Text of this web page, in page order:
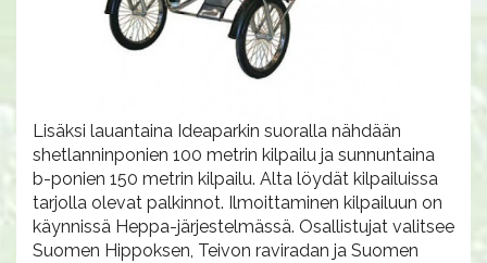
Lisäksi lauantaina Ideaparkin suoralla nähdään
shetlanninponien 100 metrin kilpailu ja sunnuntaina
b-ponien 150 metrin kilpailu. Alta löydät kilpailuissa
tarjolla olevat palkinnot. Ilmoittaminen kilpailuun on
käynnissä Heppa-järjestelmässä. Osallistujat valitsee
Suomen Hippoksen, Teivon raviradan ja Suomen